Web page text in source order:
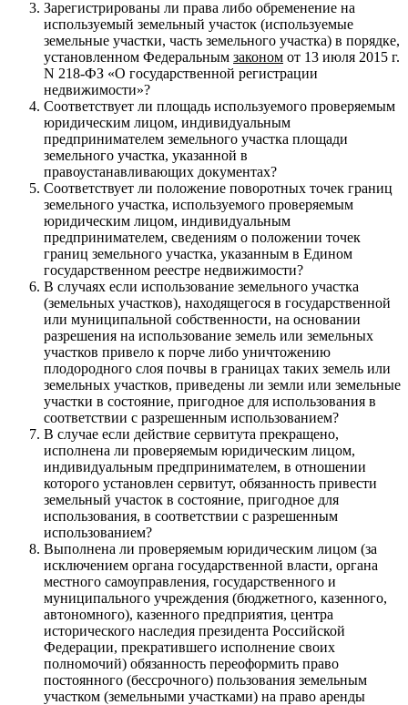
Зарегистрированы ли права либо обременение на
используемый земельный участок (используемые
земельные участки, часть земельного участка) в порядке,
установленном Федеральным законом от 13 июля 2015 г.
N 218-ФЗ «О государственной регистрации
недвижимости»?
Соответствует ли площадь используемого проверяемым
юридическим лицом, индивидуальным
предпринимателем земельного участка площади
земельного участка, указанной в
правоустанавливающих документах?
Соответствует ли положение поворотных точек границ
земельного участка, используемого проверяемым
юридическим лицом, индивидуальным
предпринимателем, сведениям о положении точек
границ земельного участка, указанным в Едином
государственном реестре недвижимости?
В случаях если использование земельного участка
(земельных участков), находящегося в государственной
или муниципальной собственности, на основании
разрешения на использование земель или земельных
участков привело к порче либо уничтожению
плодородного слоя почвы в границах таких земель или
земельных участков, приведены ли земли или земельные
участки в состояние, пригодное для использования в
соответствии с разрешенным использованием?
В случае если действие сервитута прекращено,
исполнена ли проверяемым юридическим лицом,
индивидуальным предпринимателем, в отношении
которого установлен сервитут, обязанность привести
земельный участок в состояние, пригодное для
использования, в соответствии с разрешенным
использованием?
Выполнена ли проверяемым юридическим лицом (за
исключением органа государственной власти, органа
местного самоуправления, государственного и
муниципального учреждения (бюджетного, казенного,
автономного), казенного предприятия, центра
исторического наследия президента Российской
Федерации, прекратившего исполнение своих
полномочий) обязанность переоформить право
постоянного (бессрочного) пользования земельным
участком (земельными участками) на право аренды